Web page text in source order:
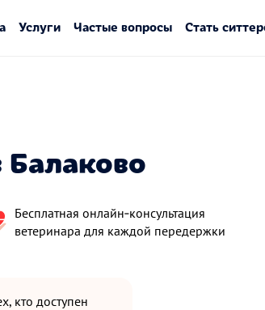
Услуги Частые вопросы Стать
Бесплатная онлайн‑консультация
ветеринара для каждой передержки
кто доступен